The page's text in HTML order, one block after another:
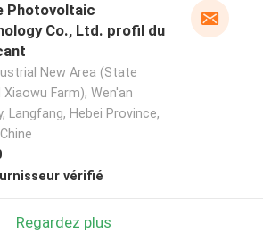
Photovoltaic
Co., Ltd. profil du
New Area (State
Xiaowu Farm), Wen'an
Langfang, Hebei Province,
vérifié
Regardez plus